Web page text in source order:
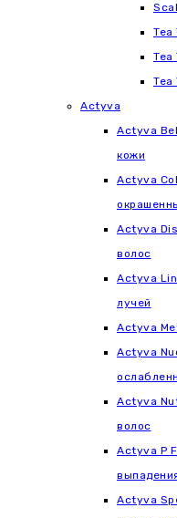
Tea
Tea
Tea
Actyva
Actyva
кожи
Actyva
Actyva
волос
Actyva
лучей
Actyva
Actyva
Actyva
волос
Actyva P
Actyva